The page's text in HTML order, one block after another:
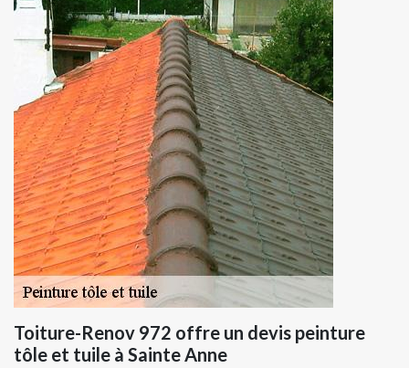
Toiture-Renov 972 offre un devis peinture
tôle et tuile à Sainte Anne